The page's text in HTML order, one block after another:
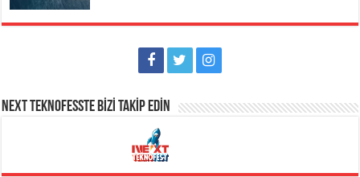
NEXT TEKNOFESSTE BİZİ TAKİP EDİN